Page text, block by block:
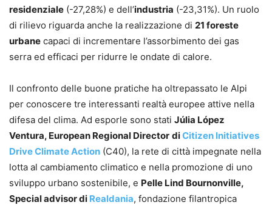
residenziale (-27,28%) e dell’industria (-23,31%). Un ruolo
di rilievo riguarda anche la realizzazione di 21 foreste
urbane capaci di incrementare l’assorbimento dei gas
serra ed efficaci per ridurre le ondate di calore.
Il confronto delle buone pratiche ha oltrepassato le Alpi
per conoscere tre interessanti realtà europee attive nella
difesa del clima. Ad esporle sono stati Júlia López
Ventura, European Regional Director diCitizen Initiatives
Drive Climate Action (C40), la rete di città impegnate nella
lotta al cambiamento climatico e nella promozione di uno
sviluppo urbano sostenibile, e Pelle Lind Bournonville,
Special advisor di Realdania, fondazione filantropica